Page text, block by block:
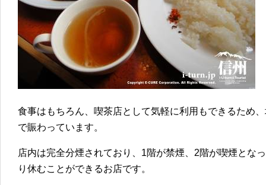
食事はもちろん、喫茶店として気軽に利用もできるため
で賑わっています。
店内は完全分煙されており、1階が禁煙、2階が喫煙とな
り休むことができるお店です。